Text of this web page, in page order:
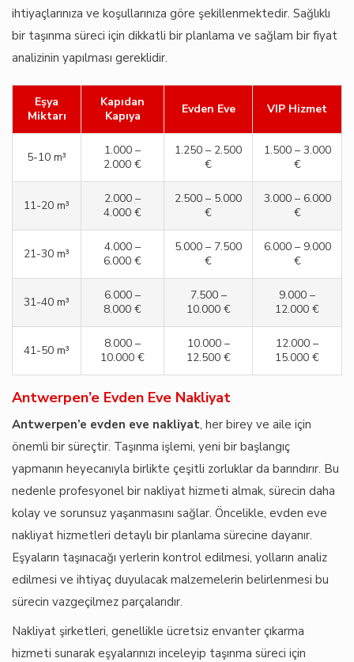
ihtiyaçlarınıza ve koşullarınıza göre şekillenmektedir. Sağlıklı
bir taşınma süreci için dikkatli bir planlama ve sağlam bir fiyat
analizinin yapılması gereklidir.
Eşya
Miktarı
Kapıdan
Kapıya
Evden Eve VIP Hizmet
5-10 m³
1.000 –
2.000 €
1.250 – 2.500
€
1.500 – 3.000
€
11-20 m³
2.000 –
4.000 €
2.500 – 5.000
€
3.000 – 6.000
€
21-30 m³
4.000 –
6.000 €
5.000 – 7.500
€
6.000 – 9.000
€
31-40 m³
6.000 –
8.000 €
7.500 –
10.000 €
9.000 –
12.000 €
41-50 m³
8.000 –
10.000 €
10.000 –
12.500 €
12.000 –
15.000 €
Antwerpen’e Evden Eve Nakliyat
Antwerpen’e evden eve nakliyat, her birey ve aile için
önemli bir süreçtir. Taşınma işlemi, yeni bir başlangıç
yapmanın heyecanıyla birlikte çeşitli zorluklar da barındırır. Bu
nedenle profesyonel bir nakliyat hizmeti almak, sürecin daha
kolay ve sorunsuz yaşanmasını sağlar. Öncelikle, evden eve
nakliyat hizmetleri detaylı bir planlama sürecine dayanır.
Eşyaların taşınacağı yerlerin kontrol edilmesi, yolların analiz
edilmesi ve ihtiyaç duyulacak malzemelerin belirlenmesi bu
sürecin vazgeçilmez parçalarıdır.
Nakliyat şirketleri, genellikle ücretsiz envanter çıkarma
hizmeti sunarak eşyalarınızı inceleyip taşınma süreci için